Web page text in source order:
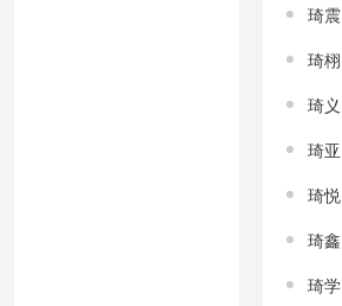
琦震
琦栩
琦义
琦亚
琦悦
琦鑫
琦学